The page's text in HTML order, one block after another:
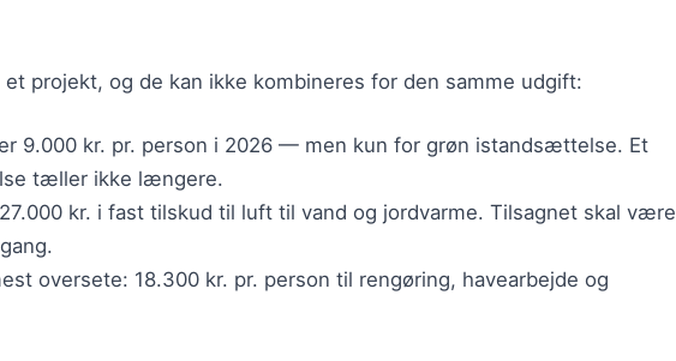
projekt, og de kan ikke kombineres for den samme udgift:
9.000 kr. pr. person i 2026 — men kun for grøn istandsættelse. Et
tæller ikke længere.
kr. i fast tilskud til luft til vand og jordvarme. Tilsagnet skal være
oversete: 18.300 kr. pr. person til rengøring, havearbejde og